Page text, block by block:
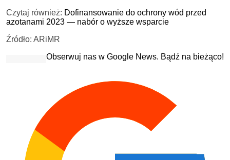
Czytaj również: Dofinansowanie do ochrony wód przed
azotanami 2023 — nabór o wyższe wsparcie
Źródło: ARiMR
Obserwuj nas w Google News. Bądź na bieżąco!